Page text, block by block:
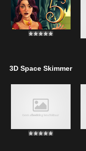
3D Space Skimmer